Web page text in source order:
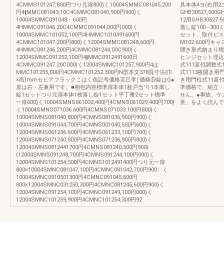
4CMMS101247,800円つり元扉800)く10004SMMC081045,200
円4‖MMC081043,10C4CMMC081040,900円900)く
10004SMMC091048・600円
4HMMC091046.20C4CMMC091044,000円000)く
10004SMMC101052,100円4HMMC1010491600円
4CMMC101047.200円800)く12004SMMC081248,600円
4HMMC081246.200円4CMMC081244,00C900)く
12004SMMC091252,100円4‖MMC0912491600日
4CMMC091247.20C000)く12004SMMC101257,900円4は
MMC101255,000円4CMMC101252.300円N型本文378頁寸法(巾
×高)mmセピアフラックこはく色記号価格言己李￨価格⑤錠はG●
扉は右・左兼用です。■相包内容標準扉本体1枚戸当'り1本落し
錠1セットつり元扉本体1枚落し錠1セット平丁番2セット標準
一扉600)く10004SMNS061032,400円4CMNS061029,400円700)
く10004SMNS071036.600円4CMNS071033.100円800)く
10004SMNS081040,800円4CMNS081036,900円900)く
10004SMNS091044,700円4CMNS001040,500円600)く
12004SMNS061236.600円4CMNS061233,100円700)く
12004SMNS071240,800円4CMNS071236,900円800)く
12004SMNS0812441700円4CMNS081240,500円900)
(12004SMNS091248,700円4CMNS091244,100円000)く
12004SMNS101254,500円4CMNS1012491400円つり元一扉
800×10004SMNC081047,100円4CMNC081042,700円900〉く
10004SMNC0910501300円4CMNC091045,600円
800×12004SMNC031250,300円4CMNC081245,600円900)く
12004SMNC091254,100円4CMNC091249,100円000)く
12004SMNC101259,900円4CMNC101254,300円92
具本体4ヨ(右用2
12用
落し錠100∼300
セット、取付ビ
M102.600円キャ
開き形式納まり
ヒンジセット埋
式111直付調整式
式1113枚開き用
き用門柱式11直
準価格で、組立
せん。●事故、ケ
意」をよく読ん